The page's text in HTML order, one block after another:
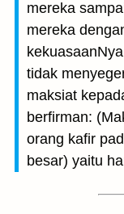
mereka
mereka
tidak
maksiat
berfirman:
orang kafir
besar) yaitu